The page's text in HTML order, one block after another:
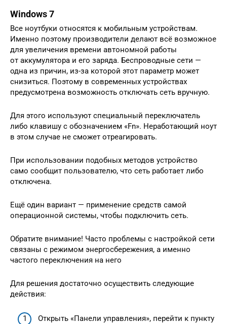
Windows 7
Все ноутбуки относятся к мобильным устройствам.
Именно поэтому производители делают всё возможное
для увеличения времени автономной работы
от аккумулятора и его заряда. Беспроводные сети —
одна из причин, из-за которой этот параметр может
снизиться. Поэтому в современных устройствах
предусмотрена возможность отключать сеть вручную.
Для этого используют специальный переключатель
либо клавишу с обозначением «Fn». Неработающий ноут
в этом случае не сможет отреагировать.
При использовании подобных методов устройство
само сообщит пользователю, что сеть работает либо
отключена.
Ещё один вариант — применение средств самой
операционной системы, чтобы подключить сеть.
Обратите внимание! Часто проблемы с настройкой сети
связаны с режимом энергосбережения, а именно
частого переключения на него
Для решения достаточно осуществить следующие
действия:
Открыть «Панели управления», перейти к пункту